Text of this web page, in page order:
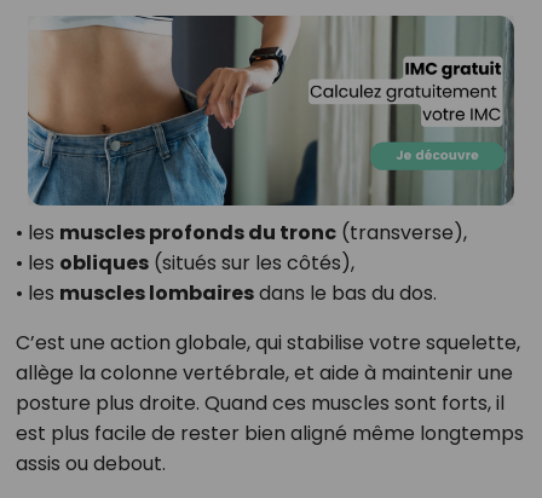
• les muscles profonds du tronc(transverse),
• les obliques(situés sur les côtés),
• les muscles lombairesdans le bas du dos.
C’est une action globale, qui stabilise votre squelette,
allège la colonne vertébrale, et aide à maintenir une
posture plus droite. Quand ces muscles sont forts, il
est plus facile de rester bien aligné même longtemps
assis ou debout.